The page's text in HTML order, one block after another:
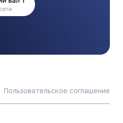
Пользовательское соглашение